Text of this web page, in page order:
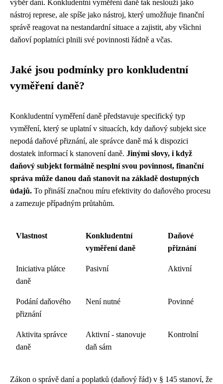
výběr daní. Konkludentní vyměření daně tak neslouží jako
nástroj represe, ale spíše jako nástroj, který umožňuje finanční
správě reagovat na nestandardní situace a zajistit, aby všichni
daňoví poplatníci plnili své povinnosti řádně a včas.
Jaké jsou podmínky pro konkludentní
vyměření daně?
Konkludentní vyměření daně představuje specifický typ
vyměření, který se uplatní v situacích, kdy daňový subjekt sice
nepodá daňové přiznání, ale správce daně má k dispozici
dostatek informací k stanovení daně. Jinými slovy, i když
daňový subjekt formálně nesplní svou povinnost, finanční
správa může danou daň stanovit na základě dostupných
údajů. To přináší značnou míru efektivity do daňového procesu
a zamezuje případným průtahům.
Vlastnost
Konkludentní
vyměření daně
Daňové
přiznání
Iniciativa plátce
daně
Pasivní Aktivní
Podání daňového
přiznání
Není nutné Povinné
Aktivita správce
daně
Aktivní - stanovuje
daň sám
Kontrolní
Zákon o správě daní a poplatků (daňový řád) v § 145 stanoví, že